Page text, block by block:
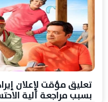
تعليق مؤقت لإعلان
بسبب مراجعة آلية